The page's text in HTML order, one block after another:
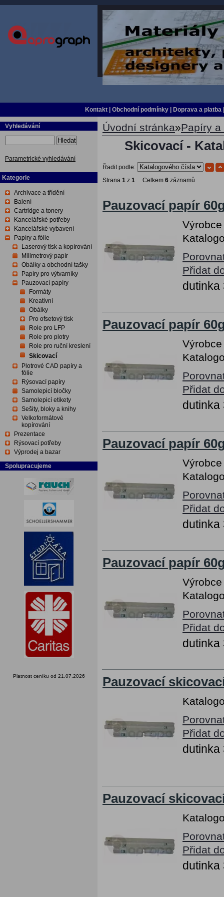
Kontakt Obchodní podmínky Doprava a platba
Vyhledávání
Hledat
Parametrické vyhledávání
Kategorie
Archivace a třídění
Balení
Cartridge a tonery
Kancelářské potřeby
Kancelářské vybavení
Papíry a fólie
Laserový tisk a kopírování
Milimetrový papír
Obálky a obchodní tašky
Papíry pro výtvarníky
Pauzovací papíry
Formáty
Kreativní
Obálky
Pro ofsetový tisk
Role pro LFP
Role pro plotry
Role pro ruční kreslení
Skicovací
Plotrové CAD papíry a
fólie
Rýsovací papíry
Samolepicí bločky
Samolepicí etikety
Sešity, bloky a knihy
Velkoformátové
kopírování
Prezentace
Rýsovací potřeby
Výprodej a bazar
Spolupracujeme
Platnost ceníku od 21.07.2026
Úvodní stránka»Papíry a
Skicovací -
Řadit podle:
Strana 1 z 1 Celkem 6 záznamů
Pauzovací papír
Přidat
dutinka
Pauzovací papír
Přidat
dutinka
Pauzovací papír
Přidat
dutinka
Pauzovací papír
Přidat
dutinka
Pauzovací
Přidat
dutinka
Pauzovací
Přidat
dutinka